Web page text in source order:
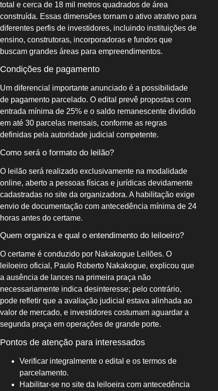
total e cerca de 18 mil metros quadrados de área
construída. Essas dimensões tornam o ativo atrativo para
diferentes perfis de investidores, incluindo instituições de
ensino, construtoras, incorporadoras e fundos que
buscam grandes áreas para empreendimentos.
Condições de pagamento
Um diferencial importante anunciado é a possibilidade
de pagamento parcelado. O edital prevê propostas com
entrada mínima de 25% e o saldo remanescente dividido
em até 30 parcelas mensais, conforme as regras
definidas pela autoridade judicial competente.
Como será o formato do leilão?
O leilão será realizado exclusivamente na modalidade
online, aberto a pessoas físicas e jurídicas devidamente
cadastradas no site da organizadora. A habilitação exige
envio de documentação com antecedência mínima de 24
horas antes do certame.
Quem organiza e qual o entendimento do leiloeiro?
O certame é conduzido por Nakakogue Leilões. O
leiloeiro oficial, Paulo Roberto Nakakogue, explicou que
a ausência de lances na primeira praça não
necessariamente indica desinteresse; pelo contrário,
pode refletir que a avaliação judicial estava alinhada ao
valor de mercado, e investidores costumam aguardar a
segunda praça em operações de grande porte.
Pontos de atenção para interessados
Verificar integralmente o edital e os termos de
parcelamento.
Habilitar-se no site da leiloeira com antecedência